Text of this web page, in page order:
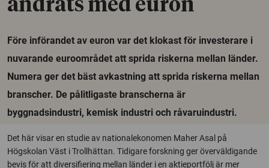
ändrats med euron
Före införandet av euron var det klokast för investerare i
nuvarande euroområdet att sprida riskerna mellan länder.
Numera ger det bäst avkastning att sprida riskerna mellan
branscher. De pålitligaste branscherna är
byggnadsindustri, kemisk industri och råvaruindustri.
Det här visar en studie av nationalekonomen Maher Asal på
Högskolan Väst i Trollhättan. Tidigare forskning ger överväldigande
bevis för att diversifiering mellan länder i en aktieportfölj är mer